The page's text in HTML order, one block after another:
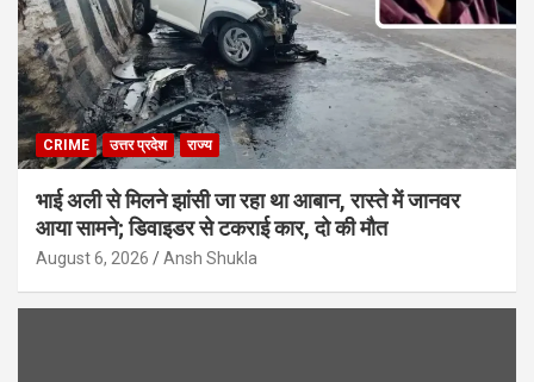
CRIME उत्तर प्रदेश राज्य
भाई अली से मिलने झांसी जा रहा था आबान, रास्ते में जानवर
आया सामने; डिवाइडर से टकराई कार, दो की मौत
August 6, 2026 Ansh Shukla